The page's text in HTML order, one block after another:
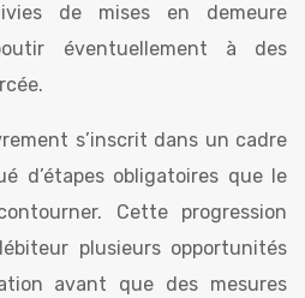
de mises en demeure
éventuellement à des
s’inscrit dans un cadre
d’étapes obligatoires que le
Cette progression
plusieurs opportunités
avant que des mesures